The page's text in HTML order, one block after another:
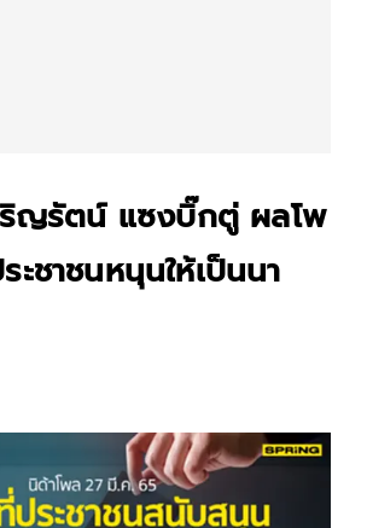
ญรัตน์ แซงบิ๊กตู่ ผลโพ
ชาชนหนุนให้เป็นนา